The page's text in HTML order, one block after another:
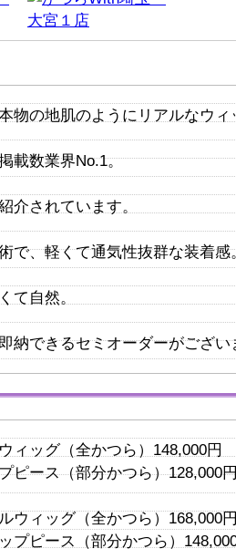
物の地肌のようにリアルなウ
載数業界No.1。
介されています。
で、軽くて通気性抜群な装着感
て自然。
納できるセミオーダーがござい
ィッグ（全かつら）148,000円
ピース（部分かつら）128,000
ウィッグ（全かつら）168,000
プピース（部分かつら）